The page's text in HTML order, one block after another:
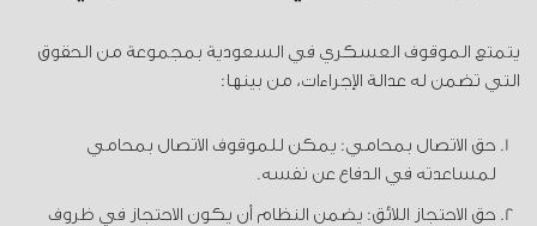
يتمتع الموقوف العسكري في السعودية بمجموعة من الحقوق
التي تضمن له عدالة الإجراءات، من بينها:
حق الاتصال بمحامي: يمكن للموقوف الاتصال بمحامي
لمساعدته في الدفاع عن نفسه.
حق الاحتجاز اللائق: يضمن النظام أن يكون الاحتجاز في ظروف